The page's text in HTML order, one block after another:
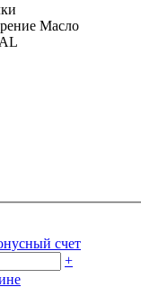
Масло
счет
+